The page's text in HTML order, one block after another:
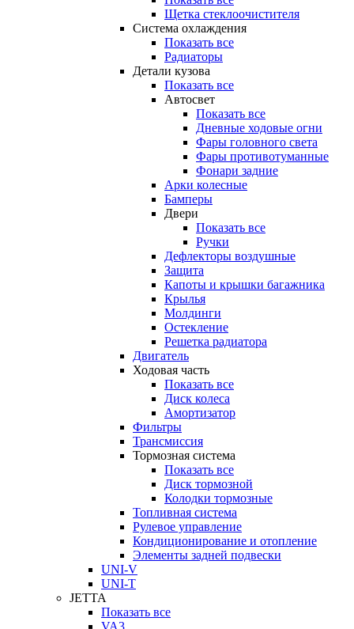
Щетка стеклоочистителя
Система охлаждения
Показать все
Радиаторы
Детали кузова
Показать все
Автосвет
Показать все
Дневные ходовые огни
Фары головного света
Фары противотуманные
Фонари задние
Арки колесные
Бамперы
Двери
Показать все
Ручки
Дефлекторы воздушные
Защита
Капоты и крышки багажника
Крылья
Молдинги
Остекление
Решетка радиатора
Двигатель
Ходовая часть
Показать все
Диск колеса
Амортизатор
Фильтры
Трансмиссия
Тормозная система
Показать все
Диск тормозной
Колодки тормозные
Топливная система
Рулевое управление
Кондиционирование и отопление
Элементы задней подвески
UNI-V
UNI-T
JETTA
Показать все
VA3